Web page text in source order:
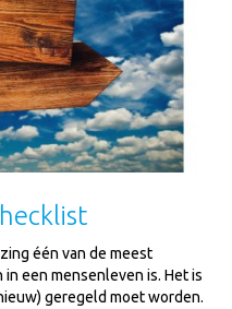
één van de meest
een mensenleven is. Het is
geregeld moet worden.